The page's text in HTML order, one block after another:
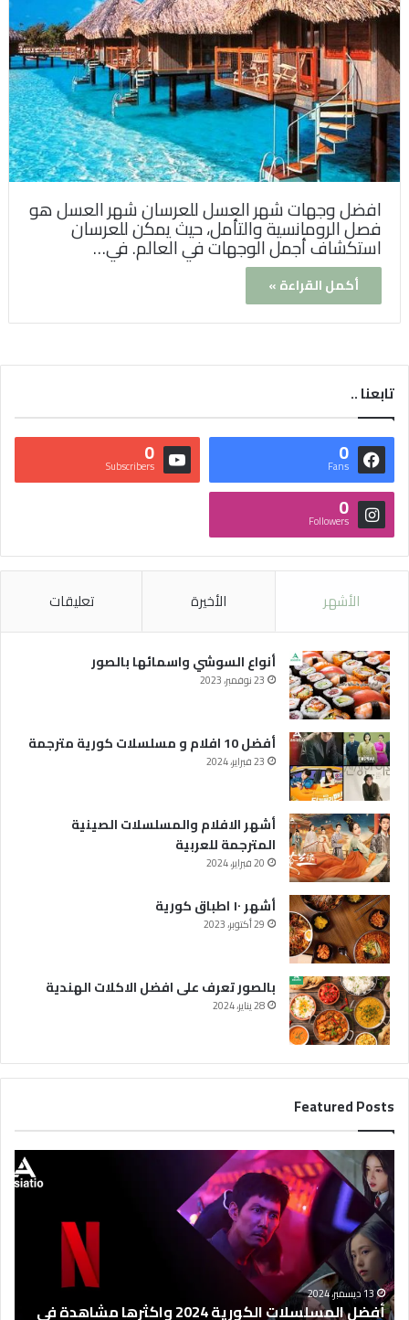
افضل وجهات شهر العسل للعرسان شهر العسل هو
فصل الرومانسية والتأمل، حيث يمكن للعرسان
استكشاف أجمل الوجهات في العالم. في…
أكمل القراءة »
تابعنا ..
0
Fans
0
Subscribers
0
Followers
الأشهر الأخيرة تعليقات
أنواع السوشي واسمائها بالصور
23 نوفمبر، 2023
أفضل 10 افلام و مسلسلات كورية مترجمة
23 فبراير، 2024
أشهر الافلام والمسلسلات الصينية
المترجمة للعربية
20 فبراير، 2024
أشهر ١٠ اطباق كورية
29 أكتوبر، 2023
بالصور تعرف على افضل الاكلات الهندية
28 يناير، 2024
Featured Posts
أ
ف
ض
ل
ا
ل
م
س
ل
13 ديسمبر، 2024
أفضل المسلسلات الكورية 2024 واكثرها مشاهدة في